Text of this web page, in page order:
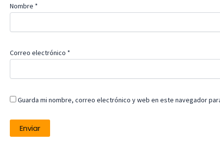
Nombre *
Correo electrónico *
Guarda mi nombre, correo electrónico y web en este navegador